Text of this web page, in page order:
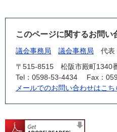
このページに関するお問い
議会事務局 議会事務局
代表
〒515-8515
松阪市殿町1340
Tel：0598-53-4434
Fax：
メールでのお問い合わせはこち